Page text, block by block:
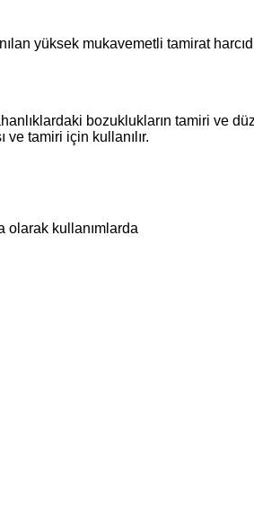
yüksek mukavemetli tamirat
bozuklukların tamiri ve
tamiri için kullanılır.
olarak kullanımlarda